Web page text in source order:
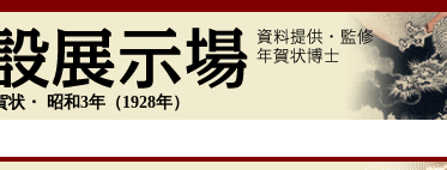
・ 昭和3年（1928年）